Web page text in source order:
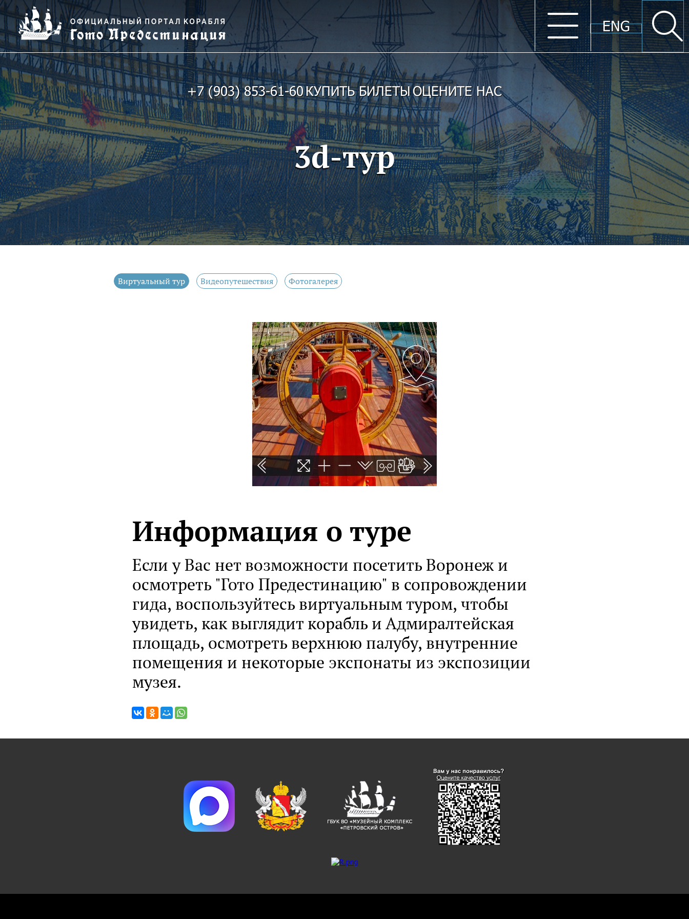
ENG
+7 (903) 853-61-60КУПИТЬ БИЛЕТЫОЦЕНИТЕ НАС
3d-тур
Виртуальный тур Видеопутешествия Фотогалерея
Информация о туре
Если у Вас нет возможности посетить Воронеж и
осмотреть "Гото Предестинацию" в сопровождении
гида, воспользуйтесь виртуальным туром, чтобы
увидеть, как выглядит корабль и Адмиралтейская
площадь, осмотреть верхнюю палубу, внутренние
помещения и некоторые экспонаты из экспозиции
музея.